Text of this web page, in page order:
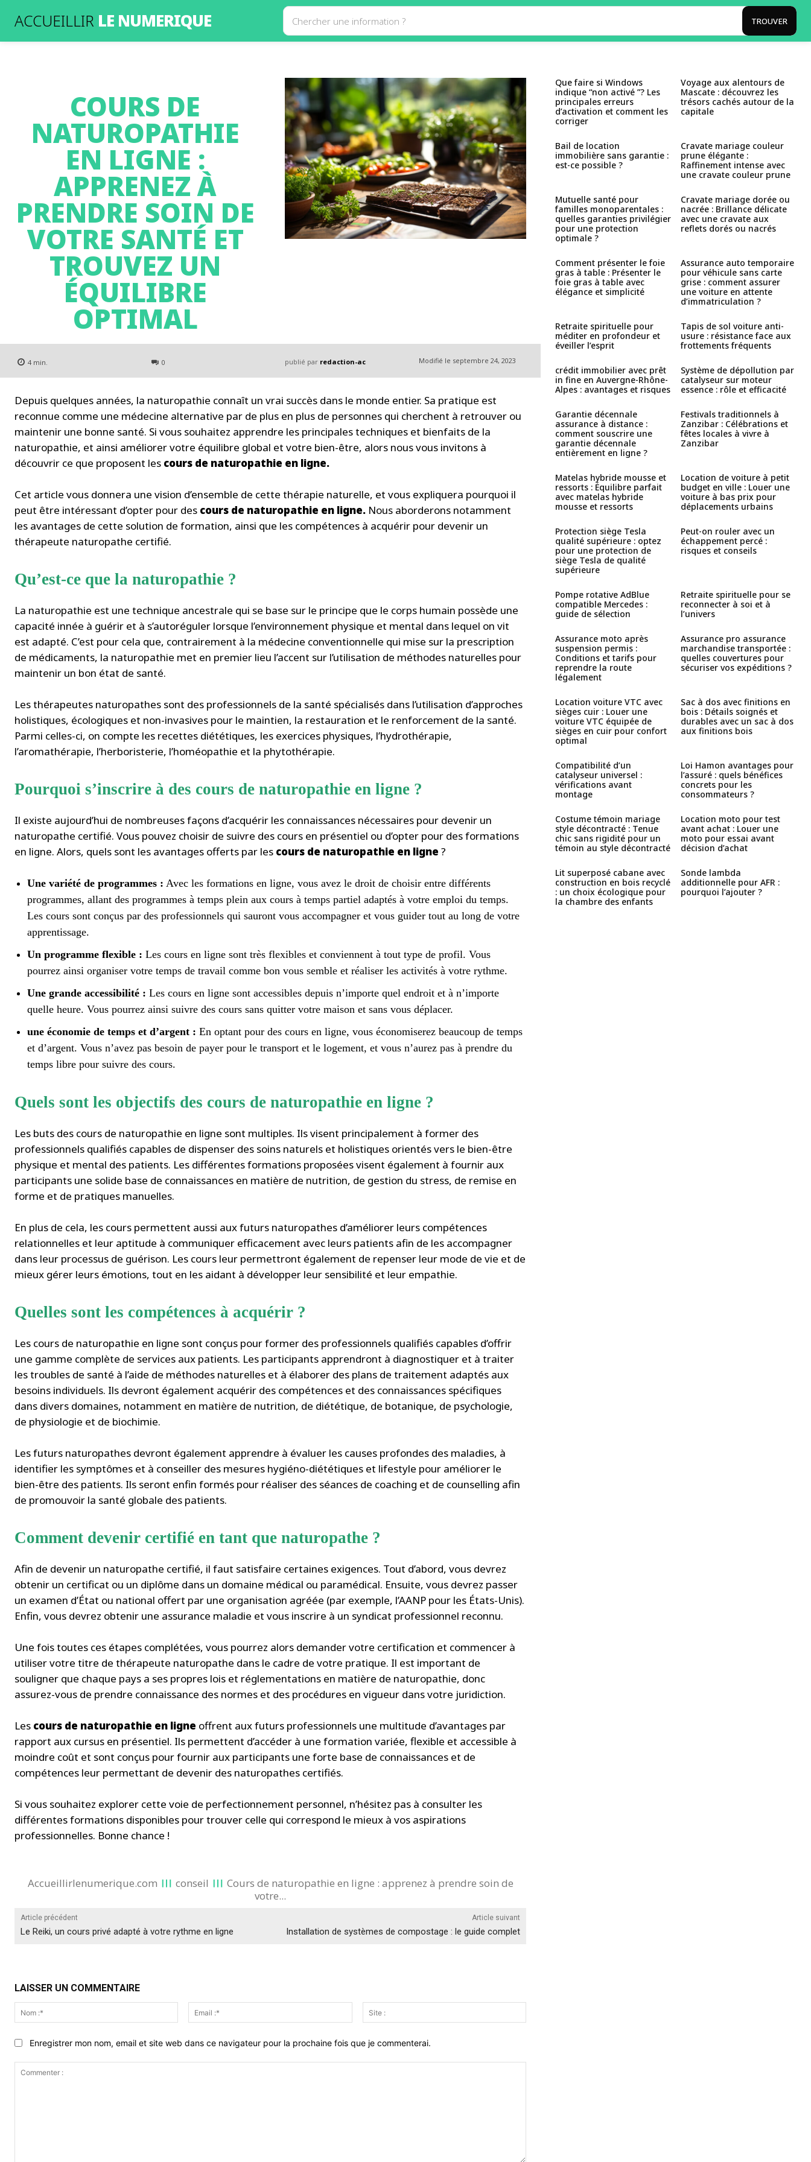
ACCUEILLIR LE NUMERIQUE Chercher une information ? TROUVER
COURS DE
NATUROPATHIE
EN LIGNE :
APPRENEZ À
PRENDRE SOIN DE
VOTRE SANTÉ ET
TROUVEZ UN
ÉQUILIBRE
OPTIMAL
4 min. 0 publié par redaction-ac Modifié le septembre 24, 2023
Depuis quelques années, la naturopathie connaît un vrai succès dans le monde entier. Sa pratique est
reconnue comme une médecine alternative par de plus en plus de personnes qui cherchent à retrouver ou
maintenir une bonne santé. Si vous souhaitez apprendre les principales techniques et bienfaits de la
naturopathie, et ainsi améliorer votre équilibre global et votre bien-être, alors nous vous invitons à
découvrir ce que proposent les cours de naturopathie en ligne.
Cet article vous donnera une vision d’ensemble de cette thérapie naturelle, et vous expliquera pourquoi il
peut être intéressant d’opter pour des cours de naturopathie en ligne. Nous aborderons notamment
les avantages de cette solution de formation, ainsi que les compétences à acquérir pour devenir un
thérapeute naturopathe certifié.
Qu’est-ce que la naturopathie ?
La naturopathie est une technique ancestrale qui se base sur le principe que le corps humain possède une
capacité innée à guérir et à s’autoréguler lorsque l’environnement physique et mental dans lequel on vit
est adapté. C’est pour cela que, contrairement à la médecine conventionnelle qui mise sur la prescription
de médicaments, la naturopathie met en premier lieu l’accent sur l’utilisation de méthodes naturelles pour
maintenir un bon état de santé.
Les thérapeutes naturopathes sont des professionnels de la santé spécialisés dans l’utilisation d’approches
holistiques, écologiques et non-invasives pour le maintien, la restauration et le renforcement de la santé.
Parmi celles-ci, on compte les recettes diététiques, les exercices physiques, l’hydrothérapie,
l’aromathérapie, l’herboristerie, l’homéopathie et la phytothérapie.
Pourquoi s’inscrire à des cours de naturopathie en ligne ?
Il existe aujourd’hui de nombreuses façons d’acquérir les connaissances nécessaires pour devenir un
naturopathe certifié. Vous pouvez choisir de suivre des cours en présentiel ou d’opter pour des formations
en ligne. Alors, quels sont les avantages offerts par les cours de naturopathie en ligne ?
Une variété de programmes : Avec les formations en ligne, vous avez le droit de choisir entre différents
programmes, allant des programmes à temps plein aux cours à temps partiel adaptés à votre emploi du temps.
Les cours sont conçus par des professionnels qui sauront vous accompagner et vous guider tout au long de votre
apprentissage.
Un programme flexible : Les cours en ligne sont très flexibles et conviennent à tout type de profil. Vous
pourrez ainsi organiser votre temps de travail comme bon vous semble et réaliser les activités à votre rythme.
Une grande accessibilité : Les cours en ligne sont accessibles depuis n’importe quel endroit et à n’importe
quelle heure. Vous pourrez ainsi suivre des cours sans quitter votre maison et sans vous déplacer.
une économie de temps et d’argent : En optant pour des cours en ligne, vous économiserez beaucoup de temps
et d’argent. Vous n’avez pas besoin de payer pour le transport et le logement, et vous n’aurez pas à prendre du
temps libre pour suivre des cours.
Quels sont les objectifs des cours de naturopathie en ligne ?
Les buts des cours de naturopathie en ligne sont multiples. Ils visent principalement à former des
professionnels qualifiés capables de dispenser des soins naturels et holistiques orientés vers le bien-être
physique et mental des patients. Les différentes formations proposées visent également à fournir aux
participants une solide base de connaissances en matière de nutrition, de gestion du stress, de remise en
forme et de pratiques manuelles.
En plus de cela, les cours permettent aussi aux futurs naturopathes d’améliorer leurs compétences
relationnelles et leur aptitude à communiquer efficacement avec leurs patients afin de les accompagner
dans leur processus de guérison. Les cours leur permettront également de repenser leur mode de vie et de
mieux gérer leurs émotions, tout en les aidant à développer leur sensibilité et leur empathie.
Quelles sont les compétences à acquérir ?
Les cours de naturopathie en ligne sont conçus pour former des professionnels qualifiés capables d’offrir
une gamme complète de services aux patients. Les participants apprendront à diagnostiquer et à traiter
les troubles de santé à l’aide de méthodes naturelles et à élaborer des plans de traitement adaptés aux
besoins individuels. Ils devront également acquérir des compétences et des connaissances spécifiques
dans divers domaines, notamment en matière de nutrition, de diététique, de botanique, de psychologie,
de physiologie et de biochimie.
Les futurs naturopathes devront également apprendre à évaluer les causes profondes des maladies, à
identifier les symptômes et à conseiller des mesures hygiéno-diététiques et lifestyle pour améliorer le
bien-être des patients. Ils seront enfin formés pour réaliser des séances de coaching et de counselling afin
de promouvoir la santé globale des patients.
Comment devenir certifié en tant que naturopathe ?
Afin de devenir un naturopathe certifié, il faut satisfaire certaines exigences. Tout d’abord, vous devrez
obtenir un certificat ou un diplôme dans un domaine médical ou paramédical. Ensuite, vous devrez passer
un examen d’État ou national offert par une organisation agréée (par exemple, l’AANP pour les États-Unis).
Enfin, vous devrez obtenir une assurance maladie et vous inscrire à un syndicat professionnel reconnu.
Une fois toutes ces étapes complétées, vous pourrez alors demander votre certification et commencer à
utiliser votre titre de thérapeute naturopathe dans le cadre de votre pratique. Il est important de
souligner que chaque pays a ses propres lois et réglementations en matière de naturopathie, donc
assurez-vous de prendre connaissance des normes et des procédures en vigueur dans votre juridiction.
Les cours de naturopathie en ligne offrent aux futurs professionnels une multitude d’avantages par
rapport aux cursus en présentiel. Ils permettent d’accéder à une formation variée, flexible et accessible à
moindre coût et sont conçus pour fournir aux participants une forte base de connaissances et de
compétences leur permettant de devenir des naturopathes certifiés.
Si vous souhaitez explorer cette voie de perfectionnement personnel, n’hésitez pas à consulter les
différentes formations disponibles pour trouver celle qui correspond le mieux à vos aspirations
professionnelles. Bonne chance !
Accueillirlenumerique.com conseil
Cours de naturopathie en ligne : apprenez à prendre soin de
votre...
Article précédent
Le Reiki, un cours privé adapté à votre rythme en ligne
Article suivant
Installation de systèmes de compostage : le guide complet
LAISSER UN COMMENTAIRE
Nom
:*
Email
:*
:
Enregistrer mon nom, email et site web dans ce navigateur pour la prochaine fois que je commenterai.
Que faire si Windows
indique “non activé ”? Les
principales erreurs
d’activation et comment les
corriger
Voyage aux alentours de
Mascate : découvrez les
trésors cachés autour de la
capitale
Bail de location
immobilière sans garantie :
est-ce possible ?
Cravate mariage couleur
prune élégante :
Raffinement intense avec
une cravate couleur prune
Mutuelle santé pour
familles monoparentales :
quelles garanties privilégier
pour une protection
optimale ?
Cravate mariage dorée ou
nacrée : Brillance délicate
avec une cravate aux
reflets dorés ou nacrés
Comment présenter le foie
gras à table : Présenter le
foie gras à table avec
élégance et simplicité
Assurance auto temporaire
pour véhicule sans carte
grise : comment assurer
une voiture en attente
d’immatriculation ?
Retraite spirituelle pour
méditer en profondeur et
éveiller l’esprit
Tapis de sol voiture anti-
usure : résistance face aux
frottements fréquents
crédit immobilier avec prêt
in fine en Auvergne-Rhône-
Alpes : avantages et risques
Système de dépollution par
catalyseur sur moteur
essence : rôle et efficacité
Garantie décennale
assurance à distance :
comment souscrire une
garantie décennale
entièrement en ligne ?
Festivals traditionnels à
Zanzibar : Célébrations et
fêtes locales à vivre à
Zanzibar
Matelas hybride mousse et
ressorts : Équilibre parfait
avec matelas hybride
mousse et ressorts
Location de voiture à petit
budget en ville : Louer une
voiture à bas prix pour
déplacements urbains
Protection siège Tesla
qualité supérieure : optez
pour une protection de
siège Tesla de qualité
supérieure
Peut-on rouler avec un
échappement percé :
risques et conseils
Pompe rotative AdBlue
compatible Mercedes :
guide de sélection
Retraite spirituelle pour se
reconnecter à soi et à
l’univers
Assurance moto après
suspension permis :
Conditions et tarifs pour
reprendre la route
légalement
Assurance pro assurance
marchandise transportée :
quelles couvertures pour
sécuriser vos expéditions ?
Location voiture VTC avec
sièges cuir : Louer une
voiture VTC équipée de
sièges en cuir pour confort
optimal
Sac à dos avec finitions en
bois : Détails soignés et
durables avec un sac à dos
aux finitions bois
Compatibilité d’un
catalyseur universel :
vérifications avant
montage
Loi Hamon avantages pour
l’assuré : quels bénéfices
concrets pour les
consommateurs ?
Costume témoin mariage
style décontracté : Tenue
chic sans rigidité pour un
témoin au style décontracté
Location moto pour test
avant achat : Louer une
moto pour essai avant
décision d’achat
Lit superposé cabane avec
construction en bois recyclé
: un choix écologique pour
la chambre des enfants
Sonde lambda
additionnelle pour AFR :
pourquoi l’ajouter ?